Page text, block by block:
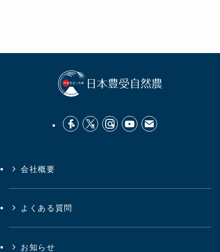
会社概要
よくある質問
お知らせ